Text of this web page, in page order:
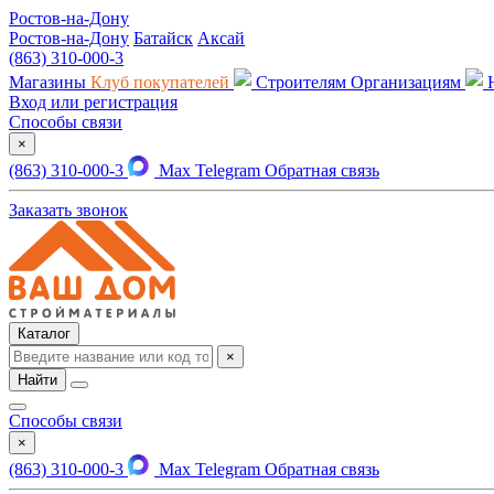
Ростов-на-Дону
Ростов-на-Дону Батайск Аксай
(863) 310-000-3
Магазины Клуб покупателей Строителям Организациям
Вход или регистрация
Способы связи
×
(863) 310-000-3 Max Telegram Обратная связь
Заказать звонок
Каталог
×
Найти
Способы связи
×
(863) 310-000-3 Max Telegram Обратная связь